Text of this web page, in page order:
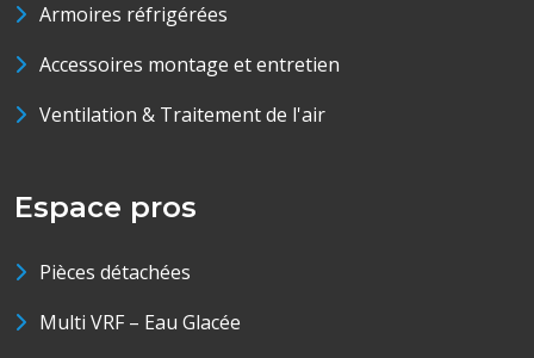
Armoires réfrigérées
Accessoires montage et entretien
Ventilation & Traitement de l'air
Espace pros
Pièces détachées
Multi VRF – Eau Glacée